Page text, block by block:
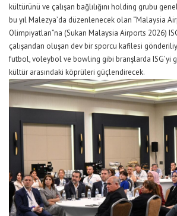
kültürünü ve çalışan bağlılığını holding grubu
bu yıl Malezya’da düzenlenecek olan “Malaysia
Olimpiyatları”na (Sukan Malaysia Airports 2026)
çalışandan oluşan dev bir sporcu kafilesi
futbol, voleybol ve bowling gibi branşlarda ISG’yi
kültür arasındaki köprüleri güçlendirecek.